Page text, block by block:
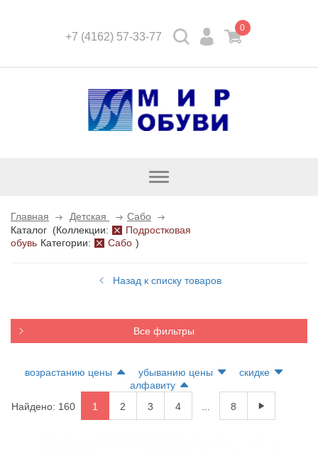
+7 (4162) 57-33-77
0
Открыть
Главная Детская
Сабо
Каталог (Коллекции:
Подростковая
обувь Категории: Сабо )
Назад к списку товаров
Все фильтры
возрастанию цены убыванию цены
скидке
алфавиту
Найдено: 160
1 2 3 4 8